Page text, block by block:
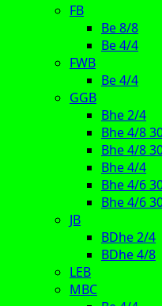
FB
Be 8/8
Be 4/4
FWB
Be 4/4
GGB
Bhe 2/4
Bhe 4/8
Bhe 4/8
Bhe 4/4
Bhe 4/6
Bhe 4/6
JB
BDhe 2/4
BDhe 4/8
LEB
MBC